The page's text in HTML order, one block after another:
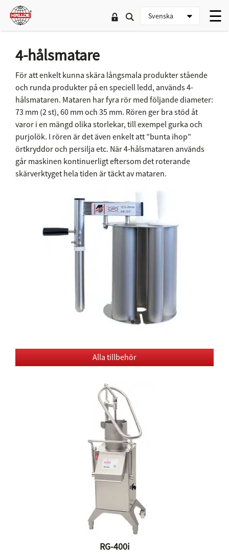
4-hålsmatare
För att enkelt kunna skära långsmala produkter stående
och runda produkter på en speciell ledd, används 4-
hålsmataren. Mataren har fyra rör med följande diameter:
73 mm (2 st), 60 mm och 35 mm. Rören ger bra stöd åt
varor i en mängd olika storlekar, till exempel gurka och
purjolök. I rören är det även enkelt att ”bunta ihop”
örtkryddor och persilja etc. När 4-hålsmataren används
går maskinen kontinuerligt eftersom det roterande
skärverktyget hela tiden är täckt av mataren.
Alla tillbehör
RG-400i